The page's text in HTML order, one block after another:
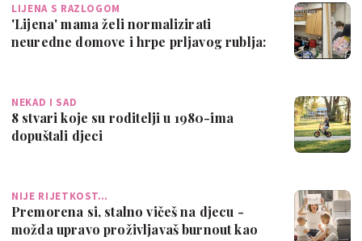
LIJENA S RAZLOGOM
'Lijena' mama želi normalizirati
neuredne domove i hrpe prljavog rublja:
NEKAD I SAD
8 stvari koje su roditelji u 1980-ima
dopuštali djeci
NIJE RIJETKOST…
Premorena si, stalno vičeš na djecu -
možda upravo proživljavaš burnout kao